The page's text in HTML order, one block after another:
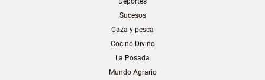
Sucesos
Caza y pesca
Cocino Divino
La Posada
Mundo Agrario